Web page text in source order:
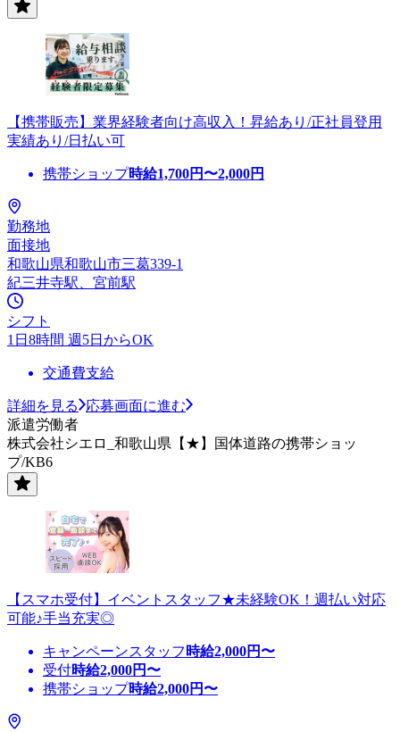
【携帯販売】業界経験者向け高収入！昇給あり/正社員登用
実績あり/日払い可
携帯ショップ時給1,700円〜2,000円
勤務地
面接地
和歌山県和歌山市三葛339-1
紀三井寺駅、宮前駅
シフト
1日8時間 週5日からOK
交通費支給
詳細を見る
応募画面に進む
派遣労働者
株式会社シエロ_和歌山県【★】国体道路の携帯ショッ
プ/KB6
【スマホ受付】イベントスタッフ★未経験OK！週払い対応
可能♪手当充実◎
キャンペーンスタッフ 時給2,000円〜
受付時給2,000円〜
携帯ショップ時給2,000円〜